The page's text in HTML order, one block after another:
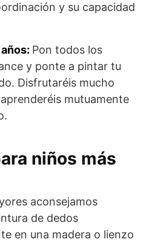
y su capacidad
Pon todos los
y ponte a pintar tu
Disfrutaréis mucho
mutuamente
niños más
aconsejamos
de dedos
en una madera o lienzo